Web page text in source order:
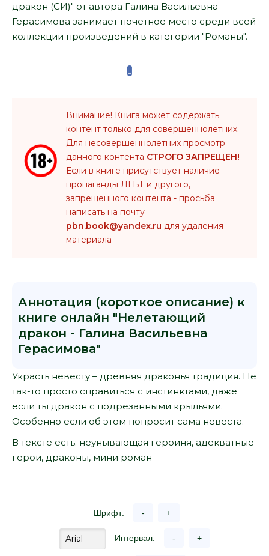
дракон (СИ)" от автора Галина Васильевна
Герасимова занимает почетное место среди всей
коллекции произведений в категории "Романы".
Внимание! Книга может содержать
контент только для совершеннолетних.
Для несовершеннолетних просмотр
данного контента СТРОГО ЗАПРЕЩЕН!
Если в книге присутствует наличие
пропаганды ЛГБТ и другого,
запрещенного контента - просьба
написать на почту
pbn.book@yandex.ru для удаления
материала
Аннотация (короткое описание) к
книге онлайн "Нелетающий
дракон - Галина Васильевна
Герасимова"
Украсть невесту – древняя драконья традиция. Не
так-то просто справиться с инстинктами, даже
если ты дракон с подрезанными крыльями.
Особенно если об этом попросит сама невеста.
В тексте есть: неунывающая героиня, адекватные
герои, драконы, мини роман
Шрифт: - +
Интервал: - +